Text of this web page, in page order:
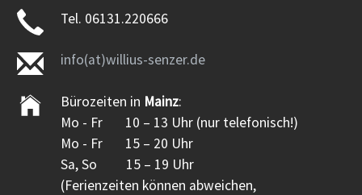
Tel. 06131.220666
info(at)willius-senzer.de
Bürozeiten in Mainz:
Mo - Fr 10 – 13 Uhr (nur telefonisch!)
Mo - Fr 15 – 20 Uhr
Sa, So 15 – 19 Uhr
(Ferienzeiten können abweichen,